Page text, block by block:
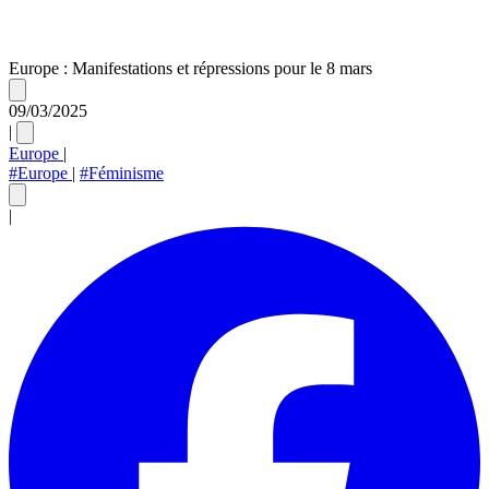
Europe : Manifestations et répressions pour le 8 mars
09/03/2025
|
Europe |
#Europe | #Féminisme
|